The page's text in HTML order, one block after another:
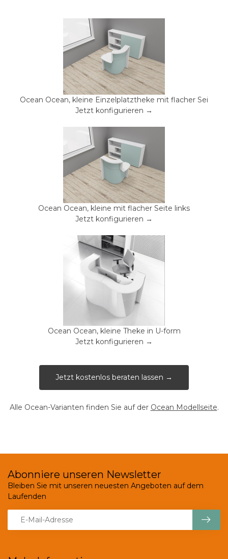
Ocean Ocean, kleine Einzelplatztheke mit flacher Sei
Jetzt konfigurieren →
Ocean Ocean, kleine mit flacher Seite links
Jetzt konfigurieren →
Ocean Ocean, kleine Theke in U-form
Jetzt konfigurieren →
Jetzt kostenlos beraten lassen →
Alle Ocean-Varianten finden Sie auf der Ocean Modellseite.
Abonniere unseren Newsletter
Bleiben Sie mit unseren neuesten Angeboten auf dem
Laufenden